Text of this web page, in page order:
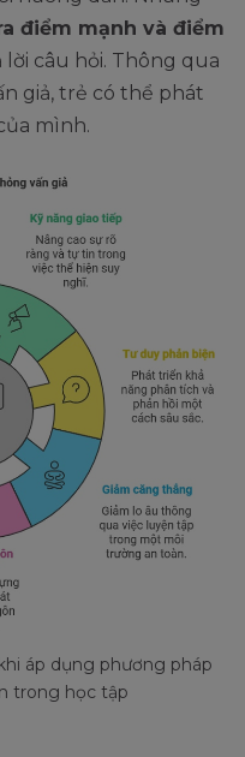
điểm mạnh và điểm
câu hỏi. Thông qua
giả, trẻ có thể phát
mình.
áp dụng phương pháp
trong học tập